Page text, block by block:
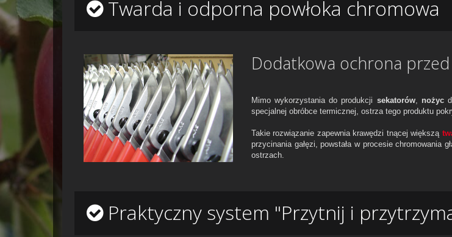
Twarda i odporna powłoka chromowa
Dodatkowa ochrona przed
Mimo wykorzystania do produkcji sekatorów, nożyc
specjalnej obróbce termicznej, ostrza tego produktu
Takie rozwiązanie zapewnia krawędzi tnącej większą
przycinania gałęzi, powstała w procesie chromowania
ostrzach.
Praktyczny system "Przytnij i